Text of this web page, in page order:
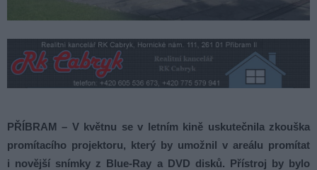
PŘÍBRAM – V květnu se v letním kině uskutečnila zkouška
promítacího projektoru, který by umožnil v areálu promítat
i novější snímky z Blue-Ray a DVD disků. Přístroj by bylo